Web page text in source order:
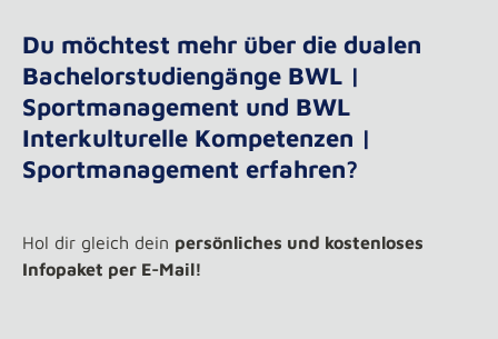
Du möchtest mehr über die dualen
Bachelorstudiengänge BWL |
Sportmanagement und BWL
Interkulturelle Kompetenzen |
Sportmanagement erfahren?
Hol dir gleich dein persönliches und kostenloses
Infopaket per E-Mail!